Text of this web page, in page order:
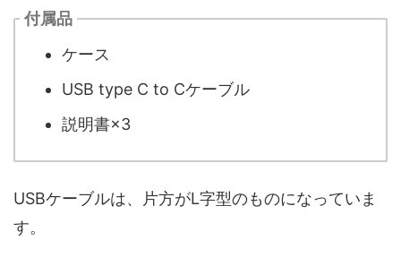
付属品
ケース
USB type C to Cケーブル
説明書×3
USBケーブルは、片方がL字型のものになっていま
す。